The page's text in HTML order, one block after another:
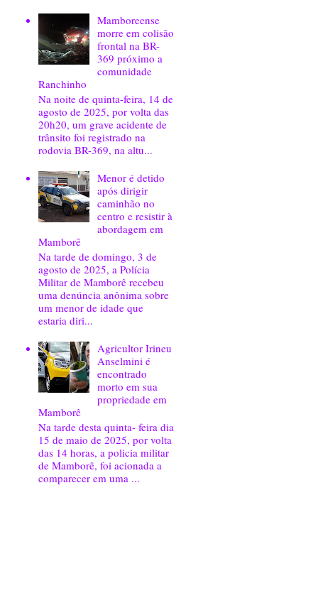
Mamboreense
morre em colisão
frontal na BR-
369 próximo a
comunidade
Ranchinho
Na noite de quinta-feira, 14 de
agosto de 2025, por volta das
20h20, um grave acidente de
trânsito foi registrado na
rodovia BR-369, na altu...
Menor é detido
após dirigir
caminhão no
centro e resistir à
abordagem em
Mamborê
Na tarde de domingo, 3 de
agosto de 2025, a Polícia
Militar de Mamborê recebeu
uma denúncia anônima sobre
um menor de idade que
estaria diri...
Agricultor Irineu
Anselmini é
encontrado
morto em sua
propriedade em
Mamborê
Na tarde desta quinta- feira dia
15 de maio de 2025, por volta
das 14 horas, a policia militar
de Mamborê, foi acionada a
comparecer em uma ...